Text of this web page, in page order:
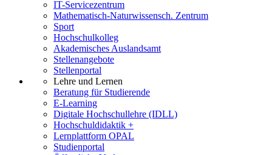
IT-Servicezentrum
Mathematisch-Naturwissensch. Zentrum
Sport
Hochschulkolleg
Akademisches Auslandsamt
Stellenangebote
Stellenportal
Lehre und Lernen
Beratung für Studierende
E-Learning
Digitale Hochschullehre (IDLL)
Hochschuldidaktik +
Lernplattform OPAL
Studienportal